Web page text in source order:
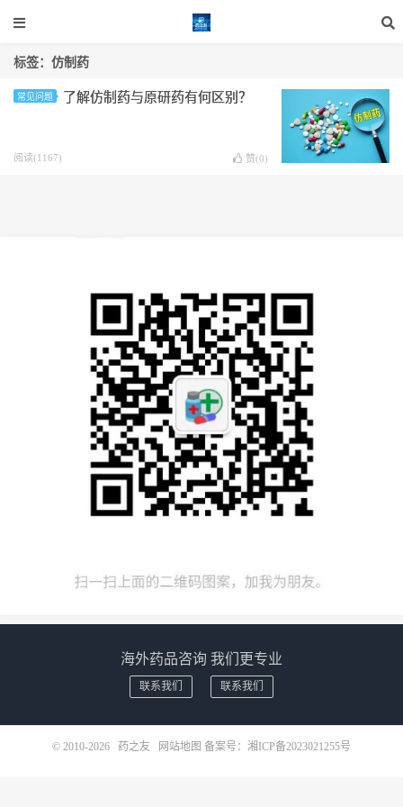
标签：仿制药
常见问题 了解仿制药与原研药有何区别？
阅读(1167) 赞(0)
海外药品咨询 我们更专业
联系我们 联系我们
© 2010-2026 药之友 网站地图 备案号： 湘ICP备2023021255号